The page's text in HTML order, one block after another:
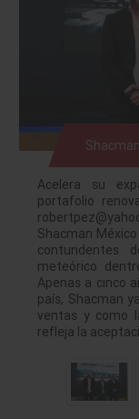
Acelera su
portafolio
Shacman
contundentes
meteórico
Apenas a cinco
país, Shacman
ventas y como
refleja la